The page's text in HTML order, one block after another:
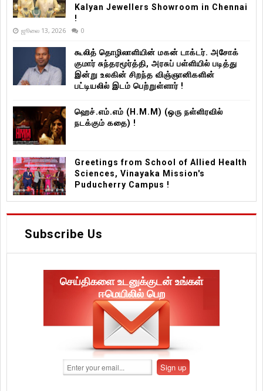
Kalyan Jewellers Showroom in Chennai
!
ஜூலை 13, 2026 0
கூலித் தொழிலாளியின் மகன் டாக்டர். அசோக்
குமார் சுந்தரமூர்த்தி, அரசுப் பள்ளியில் படித்து
இன்று உலகின் சிறந்த விஞ்ஞானிகளின்
பட்டியலில் இடம் பெற்றுள்ளார் !
ஹெச்.எம்.எம் (H.M.M) (ஒரு நள்ளிரவில்
நடக்கும் கதை) !
Greetings from School of Allied Health
Sciences, Vinayaka Mission's
Puducherry Campus !
Subscribe Us
செய்திகளை உடனுக்குடன் உங்கள்
ஈமெயிலில் பெற